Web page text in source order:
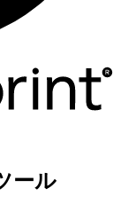
ール